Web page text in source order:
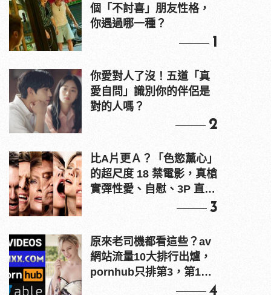
個「不討喜」朋友性格，
你遇過哪一種？
1
你愛對人了沒！五道「真
愛自問」識別你的伴侶是
對的人嗎？
2
比A片更Ａ？「色慾薰心」
的超尺度 18 禁電影，真槍
實彈性愛、自慰、3P 直接
3
原來老司機都看這些？av
網站流量10大排行出爐，
pornhub只排第3，第1名
4